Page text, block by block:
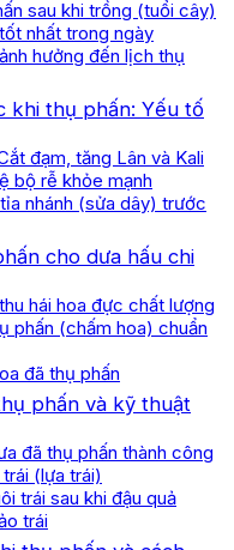
sau khi trồng (tuổi cây)
nhất trong ngày
hưởng đến lịch thụ
khi thụ phấn: Yếu tố
đạm, tăng Lân và Kali
bộ rễ khỏe mạnh
nhánh (sửa dây) trước
cho dưa hấu chi
hái hoa đực chất lượng
phấn (chấm hoa) chuẩn
đã thụ phấn
phấn và kỹ thuật
đã thụ phấn thành công
(lựa trái)
trái sau khi đậu quả
trái